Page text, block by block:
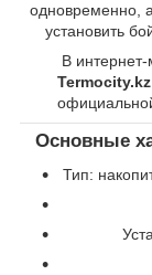
одновременно,
установить
В интернет-
Termocity.kz
Основные
Тип: